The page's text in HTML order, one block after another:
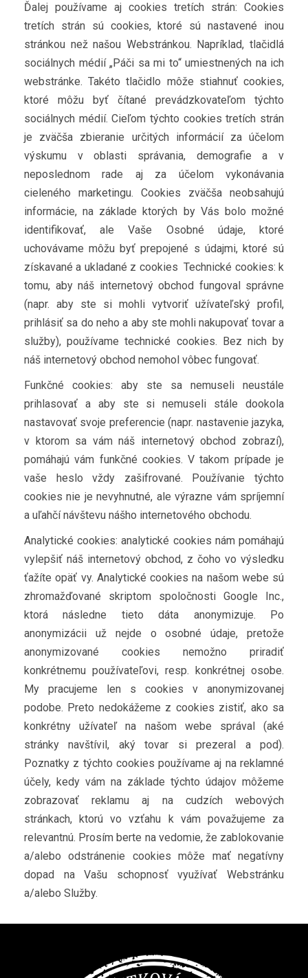
Ďalej používame aj cookies tretích strán: Cookies
tretích strán sú cookies, ktoré sú nastavené inou
stránkou než našou Webstránkou. Napríklad, tlačidlá
sociálnych médií „Páči sa mi to“ umiestnených na ich
webstránke. Takéto tlačidlo môže stiahnuť cookies,
ktoré môžu byť čítané prevádzkovateľom týchto
sociálnych médií. Cieľom týchto cookies tretích strán
je zväčša zbieranie určitých informácií za účelom
výskumu v oblasti správania, demografie a v
neposlednom rade aj za účelom vykonávania
cieleného marketingu. Cookies zväčša neobsahujú
informácie, na základe ktorých by Vás bolo možné
identifikovať, ale Vaše Osobné údaje, ktoré
uchovávame môžu byť prepojené s údajmi, ktoré sú
získavané a ukladané z cookies Technické cookies: k
tomu, aby náš internetový obchod fungoval správne
(napr. aby ste si mohli vytvoriť užívateľský profil,
prihlásiť sa do neho a aby ste mohli nakupovať tovar a
služby), používame technické cookies. Bez nich by
náš internetový obchod nemohol vôbec fungovať.
Funkčné cookies: aby ste sa nemuseli neustále
prihlasovať a aby ste si nemuseli stále dookola
nastavovať svoje preferencie (napr. nastavenie jazyka,
v ktorom sa vám náš internetový obchod zobrazí),
pomáhajú vám funkčné cookies. V takom prípade je
vaše heslo vždy zašifrované. Používanie týchto
cookies nie je nevyhnutné, ale výrazne vám spríjemní
a uľahčí návštevu nášho internetového obchodu.
Analytické cookies: analytické cookies nám pomáhajú
vylepšiť náš internetový obchod, z čoho vo výsledku
ťažíte opäť vy. Analytické cookies na našom webe sú
zhromažďované skriptom spoločnosti Google Inc.,
ktorá následne tieto dáta anonymizuje. Po
anonymizácii už nejde o osobné údaje, pretože
anonymizované cookies nemožno priradiť
konkrétnemu používateľovi, resp. konkrétnej osobe.
My pracujeme len s cookies v anonymizovanej
podobe. Preto nedokážeme z cookies zistiť, ako sa
konkrétny užívateľ na našom webe správal (aké
stránky navštívil, aký tovar si prezeral a pod).
Poznatky z týchto cookies používame aj na reklamné
účely, kedy vám na základe týchto údajov môžeme
zobrazovať reklamu aj na cudzích webových
stránkach, ktorú vo vzťahu k vám považujeme za
relevantnú. Prosím berte na vedomie, že zablokovanie
a/alebo odstránenie cookies môže mať negatívny
dopad na Vašu schopnosť využívať Webstránku
a/alebo Služby.